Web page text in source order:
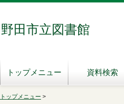
野田市立図書館
トップメニュー 資料検索
トップメニュー >